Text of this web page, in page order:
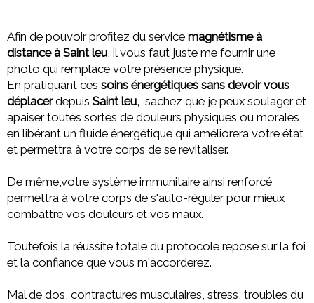
Afin de pouvoir profitez du service magnétisme à
distance à Saint leu, il vous faut juste me fournir une
photo qui remplace votre présence physique.
En pratiquant ces soins énergétiques sans devoir vous
déplacerdepuis Saint leu, sachez que je peux soulager et
apaiser toutes sortes de douleurs physiques ou morales,
en libérant un fluide énergétique qui améliorera votre état
et permettra à votre corps de se revitaliser.
De même,votre système immunitaire ainsi renforcé
permettra à votre corps de s'auto-réguler pour mieux
combattre vos douleurs et vos maux.
Toutefois la réussite totale du protocole repose sur la foi
et la confiance que vous m'accorderez.
Mal de dos, contractures musculaires, stress, troubles du